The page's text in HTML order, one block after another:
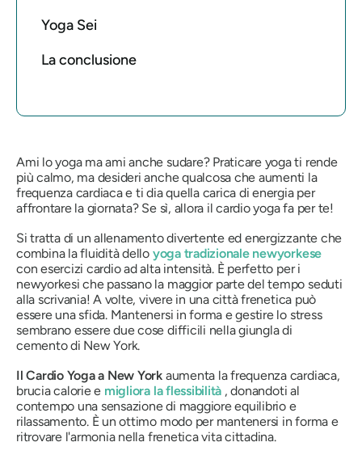
Yoga Sei
La conclusione
Ami lo yoga ma ami anche sudare? Praticare yoga ti rende
più calmo, ma desideri anche qualcosa che aumenti la
frequenza cardiaca e ti dia quella carica di energia per
affrontare la giornata? Se sì, allora il cardio yoga fa per te!
Si tratta di un allenamento divertente ed energizzante che
combina la fluidità dello yoga tradizionale newyorkese
con esercizi cardio ad alta intensità. È perfetto per i
newyorkesi che passano la maggior parte del tempo seduti
alla scrivania! A volte, vivere in una città frenetica può
essere una sfida. Mantenersi in forma e gestire lo stress
sembrano essere due cose difficili nella giungla di
cemento di New York.
Il Cardio Yoga a New York aumenta la frequenza cardiaca,
brucia calorie e migliora la flessibilità , donandoti al
contempo una sensazione di maggiore equilibrio e
rilassamento. È un ottimo modo per mantenersi in forma e
ritrovare l'armonia nella frenetica vita cittadina.